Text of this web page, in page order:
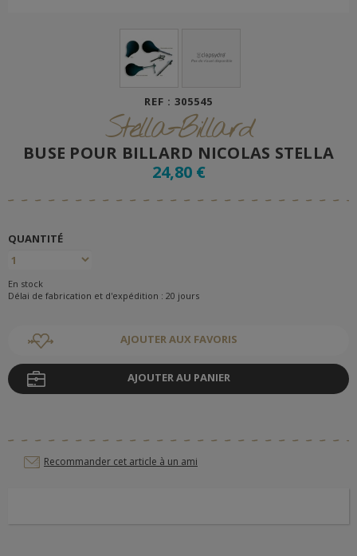
REF : 305545
Stella-Billard
BUSE POUR BILLARD NICOLAS STELLA
24,80 €
QUANTITÉ
En stock
Délai de fabrication et d'expédition : 20 jours
AJOUTER AUX FAVORIS
AJOUTER AU PANIER
Recommander cet article à un ami